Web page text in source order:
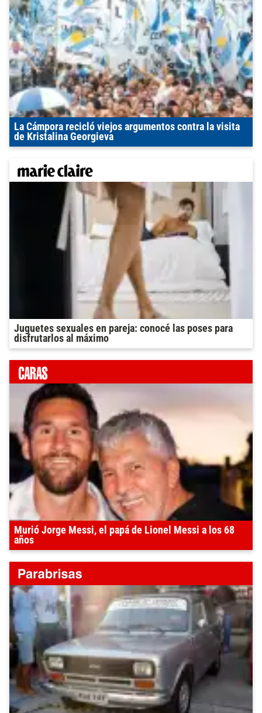
La Cámpora recicló viejos argumentos contra la visita
de Kristalina Georgieva
Juguetes sexuales en pareja: conocé las poses para
disfrutarlos al máximo
Murió Jorge Messi, el papá de Lionel Messi a los 68
años